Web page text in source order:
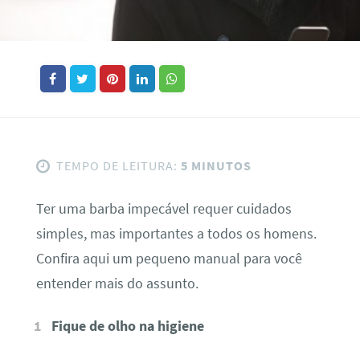
TEMPO DE LEITURA: 5 MINUTOS
Ter uma barba impecável requer cuidados
simples, mas importantes a todos os homens.
Confira aqui um pequeno manual para você
entender mais do assunto.
Fique de olho na higiene